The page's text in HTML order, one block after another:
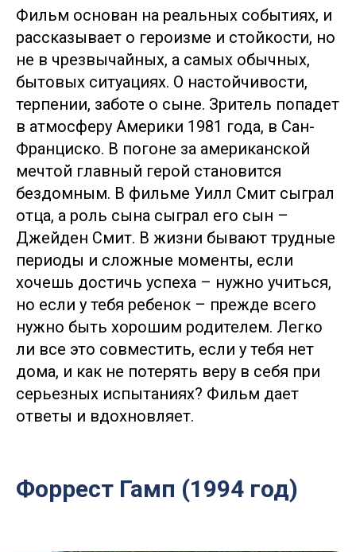
Фильм основан на реальных событиях, и
рассказывает о героизме и стойкости, но
не в чрезвычайных, а самых обычных,
бытовых ситуациях. О настойчивости,
терпении, заботе о сыне. Зритель попадет
в атмосферу Америки 1981 года, в Сан-
Франциско. В погоне за американской
мечтой главный герой становится
бездомным. В фильме Уилл Смит сыграл
отца, а роль сына сыграл его сын –
Джейден Смит. В жизни бывают трудные
периоды и сложные моменты, если
хочешь достичь успеха – нужно учиться,
но если у тебя ребенок – прежде всего
нужно быть хорошим родителем. Легко
ли все это совместить, если у тебя нет
дома, и как не потерять веру в себя при
серьезных испытаниях? Фильм дает
ответы и вдохновляет.
Форрест Гамп (1994 год)